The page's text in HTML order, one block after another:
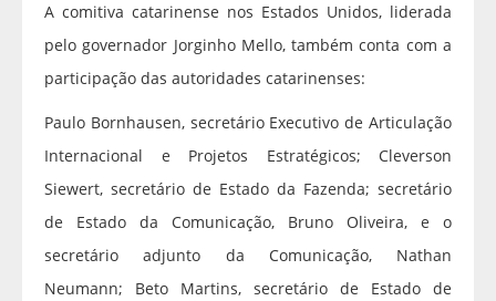
A comitiva catarinense nos Estados Unidos, liderada
pelo governador Jorginho Mello, também conta com a
participação das autoridades catarinenses:
Paulo Bornhausen, secretário Executivo de Articulação
Internacional e Projetos Estratégicos; Cleverson
Siewert, secretário de Estado da Fazenda; secretário
de Estado da Comunicação, Bruno Oliveira, e o
secretário adjunto da Comunicação, Nathan
Neumann; Beto Martins, secretário de Estado de